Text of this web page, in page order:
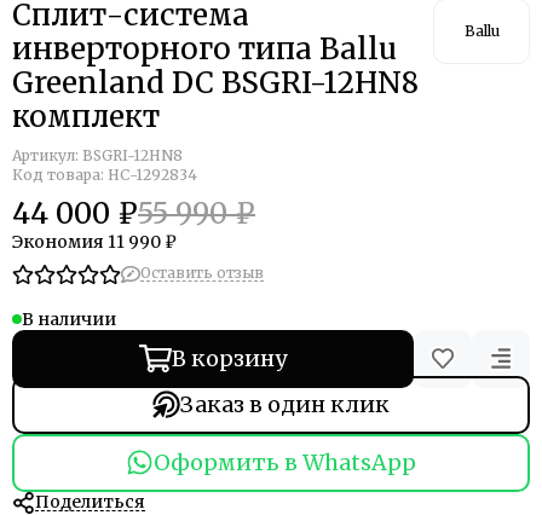
Сплит-система
инверторного типа Ballu
Greenland DC BSGRI-12HN8
комплект
Артикул: BSGRI-12HN8
Код товара: НС-1292834
44 000 ₽55 990 ₽
Экономия 11 990 ₽
Ballu
Оставить отзыв
В наличии
В корзину
Заказ в один клик
Оформить в WhatsApp
Поделиться